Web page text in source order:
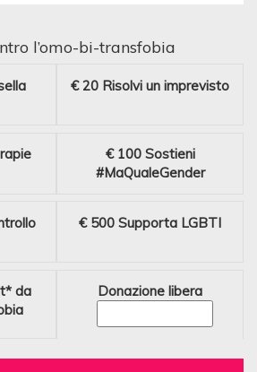
l’omo-bi-transfobia
€ 20 Risolvi un imprevisto
€ 100 Sostieni
#MaQualeGender
€ 500 Supporta LGBTI
da
Donazione libera